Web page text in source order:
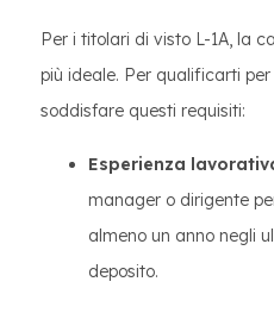
Per i titolari di visto L-1A, la
più ideale. Per qualificarti
soddisfare questi requisiti:
Esperienza
manager o dirigente
almeno un anno negli
deposito.